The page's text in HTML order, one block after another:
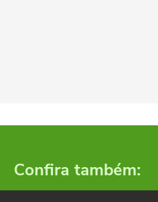
Confira também: